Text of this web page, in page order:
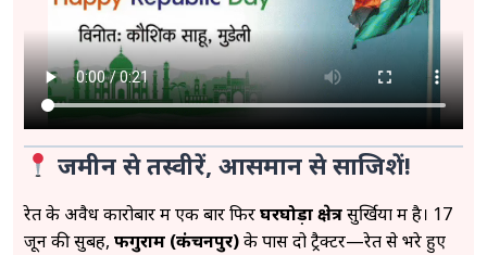
जमीन से तस्वीरें, आसमान से साजिशें!
रेत के अवैध कारोबार में एक बार फिरघरघोड़ा क्षेत्रसुर्खियों में है। 17
जून की सुबह, फगुराम (कंचनपुर)के पास दो ट्रैक्टर—रेत से भरे हुए